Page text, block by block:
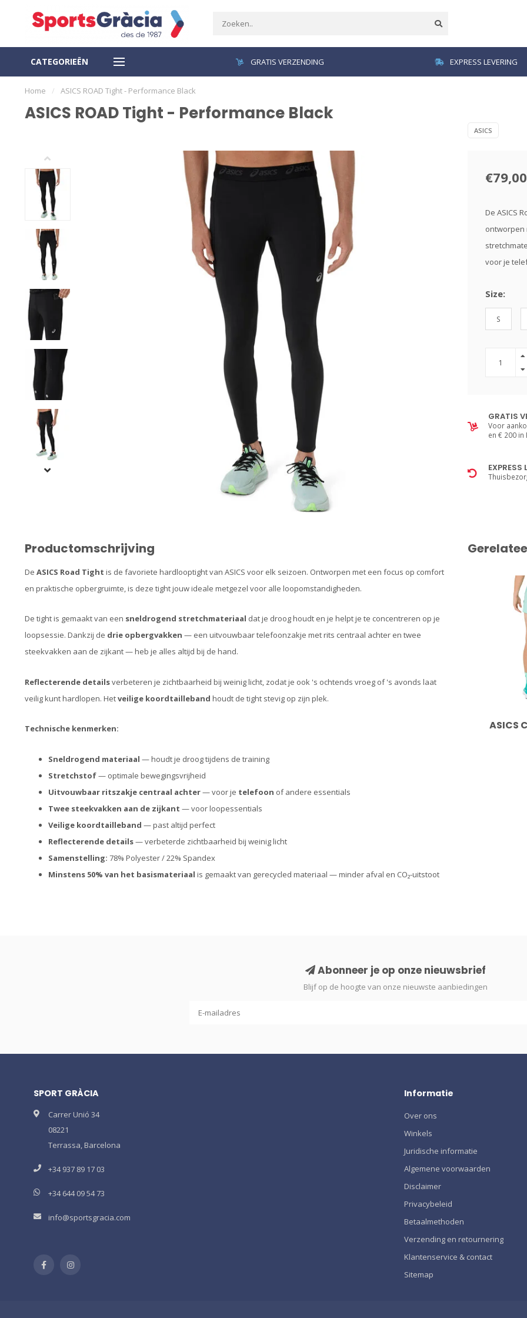
CATEGORIEËN
VEILIGE BETALING GRATIS VERZENDING EXPRESS LEVERING
Home / ASICS ROAD Tight - Performance Black
ASICS ROAD Tight - Performance Black
ASICS
€79,00
De ASICS
ontworpen
voor je
Size:
S
GRATIS
Voor
en € 200 in
EXPRESS
Productomschrijving
De ASICS Road Tight is de favoriete hardlooptight van ASICS voor elk seizoen. Ontworpen met een focus op comfort
en praktische opbergruimte, is deze tight jouw ideale metgezel voor alle loopomstandigheden.
De tight is gemaakt van een sneldrogend stretchmateriaal dat je droog houdt en je helpt je te concentreren op je
loopsessie. Dankzij de drie opbergvakken — een uitvouwbaar telefoonzakje met rits centraal achter en twee
steekvakken aan de zijkant — heb je alles altijd bij de hand.
Reflecterende detailsverbeteren je zichtbaarheid bij weinig licht, zodat je ook 's ochtends vroeg of 's avonds laat
veilig kunt hardlopen. Hetveilige koordtailleband houdt de tight stevig op zijn plek.
Technische kenmerken:
Sneldrogend materiaal — houdt je droog tijdens de training
Stretchstof— optimale bewegingsvrijheid
Uitvouwbaar ritszakje centraal achter— voor je telefoon of andere essentials
Twee steekvakken aan de zijkant — voor loopessentials
Veilige koordtailleband — past altijd perfect
Reflecterende details— verbeterde zichtbaarheid bij weinig licht
Samenstelling: 78% Polyester / 22% Spandex
Minstens 50% van het basismateriaal is gemaakt van gerecycled materiaal — minder afval en CO₂-uitstoot
ASICS
Abonneer je op onze nieuwsbrief
Blijf op de hoogte van onze nieuwste aanbiedingen
SPORT GRÀCIA
Carrer Unió 34
08221
Terrassa, Barcelona
+34 937 89 17 03
+34 644 09 54 73
info@sportsgracia.com
Informatie
Over ons
Winkels
Juridische informatie
Algemene voorwaarden
Disclaimer
Privacybeleid
Betaalmethoden
Verzending en retournering
Klantenservice & contact
Sitemap